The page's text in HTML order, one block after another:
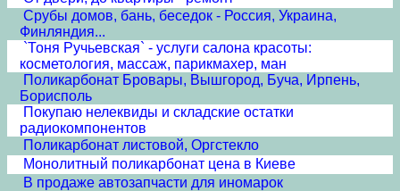
Срубы домов, бань, беседок - Россия, Украина,
Финляндия...
`Тоня Ручьевская` - услуги салона красоты:
косметология, массаж, парикмахер, ман
Поликарбонат Бровары, Вышгород, Буча, Ирпень,
Борисполь
Покупаю нелеквиды и складские остатки
радиокомпонентов
Поликарбонат листовой, Оргстекло
Монолитный поликарбонат цена в Киеве
В продаже автозапчасти для иномарок